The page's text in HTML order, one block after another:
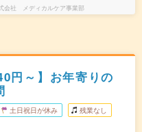
会社 メディカルケア事業部
円～】お年寄りの
土日祝日が休み 残業なし